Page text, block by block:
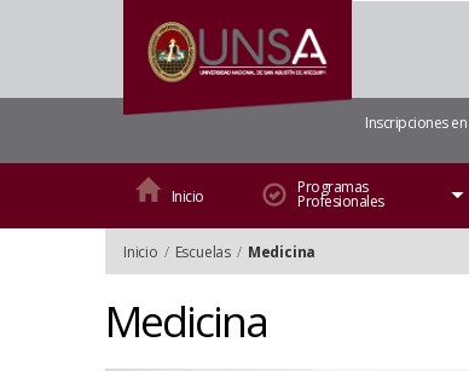
Inscripciones
Inicio Programas
Profesionales
Inicio / Escuelas / Medicina
Medicina